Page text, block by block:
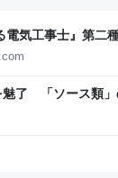
電気工事士』第二
過去問1000問”や“
ム・エンタメ最新
魅了 「ソース類
リカでは“日本風”